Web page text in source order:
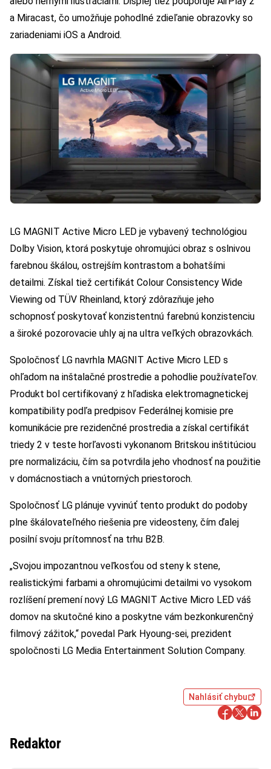
a Miracast, čo umožňuje pohodlné zdieľanie obrazovky so
zariadeniami iOS a Android.
LG MAGNIT Active Micro LED je vybavený technológiou
Dolby Vision, ktorá poskytuje ohromujúci obraz s oslnivou
farebnou škálou, ostrejším kontrastom a bohatšími
detailmi. Získal tiež certifikát Colour Consistency Wide
Viewing od TÜV Rheinland, ktorý zdôrazňuje jeho
schopnosť poskytovať konzistentnú farebnú konzistenciu
a široké pozorovacie uhly aj na ultra veľkých obrazovkách.
Spoločnosť LG navrhla MAGNIT Active Micro LED s
ohľadom na inštalačné prostredie a pohodlie používateľov.
Produkt bol certifikovaný z hľadiska elektromagnetickej
kompatibility podľa predpisov Federálnej komisie pre
komunikácie pre rezidenčné prostredia a získal certifikát
triedy 2 v teste horľavosti vykonanom Britskou inštitúciou
pre normalizáciu, čím sa potvrdila jeho vhodnosť na použitie
v domácnostiach a vnútorných priestoroch.
Spoločnosť LG plánuje vyvinúť tento produkt do podoby
plne škálovateľného riešenia pre videosteny, čím ďalej
posilní svoju prítomnosť na trhu B2B.
„Svojou impozantnou veľkosťou od steny k stene,
realistickými farbami a ohromujúcimi detailmi vo vysokom
rozlíšení premení nový LG MAGNIT Active Micro LED váš
domov na skutočné kino a poskytne vám bezkonkurenčný
filmový zážitok,“ povedal Park Hyoung-sei, prezident
spoločnosti LG Media Entertainment Solution Company.
Nahlásiť chybu
Redaktor